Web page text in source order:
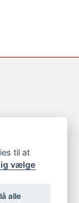
til at
vælge
alle